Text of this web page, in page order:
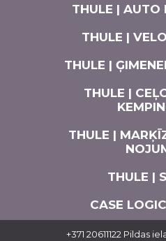
THULE | AUTO
THULE |
THULE |
THULE |
THULE |
THULE |
CASE
AUTO
+371 20611122Pildas